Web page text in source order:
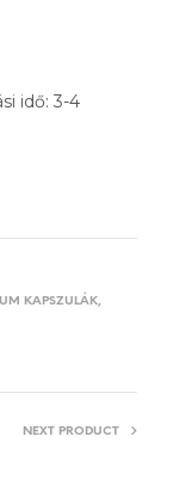
idő: 3-4
KAPSZULÁK,
NEXT PRODUCT